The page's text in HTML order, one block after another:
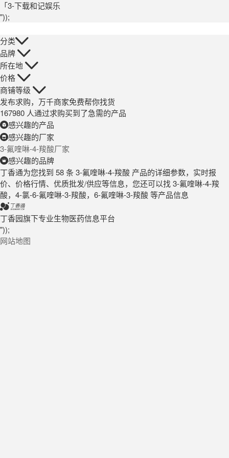
「3-下载和记娱乐
"));
分类
品牌
所在地
价格
商铺等级
发布求购，万千商家免费帮你找货
167980 人通过求购买到了急需的产品
感兴趣的产品
感兴趣的厂家
3-氟喹啉-4-羧酸厂家
感兴趣的品牌
丁香通为您找到 58 条 3-氟喹啉-4-羧酸 产品的详细参数，实时报
价、价格行情、优质批发/供应等信息，您还可以找 3-氟喹啉-4-羧
酸，4-氯-6-氟喹啉-3-羧酸，6-氟喹啉-3-羧酸 等产品信息
丁香园旗下专业生物医药信息平台
"));
网站地图